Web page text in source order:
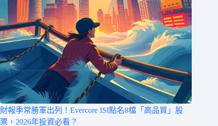
財報季常勝軍出列！Evercore ISI點名8檔「高品質」股
票，2026年投資必看？